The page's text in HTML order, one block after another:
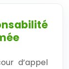
d’appel